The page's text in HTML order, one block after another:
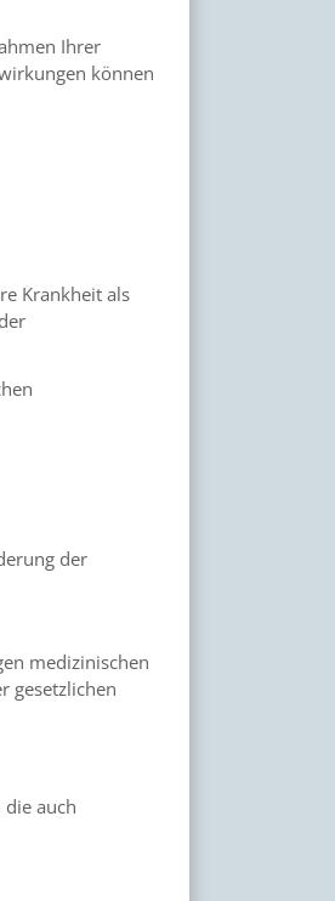
Ihrer
können
Krankheit als
der
medizinischen
gesetzlichen
auch